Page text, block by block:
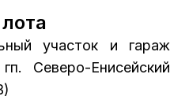
участок и гараж
Северо-Енисейский